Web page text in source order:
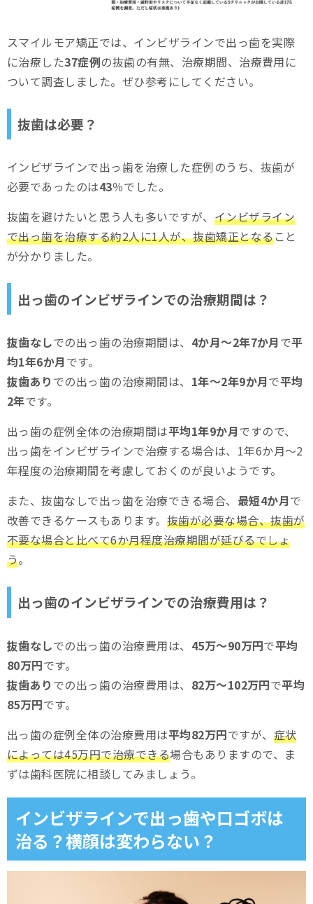
スマイルモア矯正では、インビザラインで出っ歯を実際
に治療した37症例の抜歯の有無、治療期間、治療費用に
ついて調査しました。ぜひ参考にしてください。
抜歯は必要？
インビザラインで出っ歯を治療した症例のうち、抜歯が
必要であったのは43％でした。
抜歯を避けたいと思う人も多いですが、 インビザライン
で出っ歯を治療する約2人に1人が、抜歯矯正となること
が分かりました。
出っ歯のインビザラインでの治療期間は？
抜歯なしでの出っ歯の治療期間は、 4か月～2年7か月で平
均1年6か月です。
抜歯あり での出っ歯の治療期間は、 1年～2年9か月で平均
2年です。
出っ歯の症例全体の治療期間は平均1年9か月ですので、
出っ歯をインビザラインで治療する場合は、1年6か月～2
年程度の治療期間を考慮しておくのが良いようです。
また、抜歯なしで出っ歯を治療できる場合、 最短4か月で
改善できるケースもあります。 抜歯が必要な場合、抜歯が
不要な場合と比べて6か月程度治療期間が延びるでしょ
う。
出っ歯のインビザラインでの治療費用は？
抜歯なしでの出っ歯の治療費用は、 45万～90万円で平均
80万円です。
抜歯あり での出っ歯の治療費用は、 82万～102万円で平均
85万円です。
出っ歯の症例全体の治療費用は平均82万円ですが、 症状
によっては45万円で治療できる場合もありますので、ま
ずは歯科医院に相談してみましょう。
インビザラインで出っ歯や口ゴボは
治る？横顔は変わらない？